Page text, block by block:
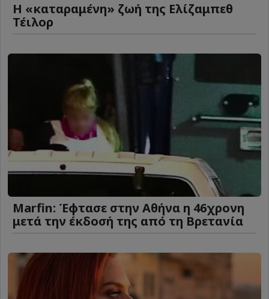
Η «καταραμένη»​​​​​​​ ζωή της Ελίζαμπεθ
Τέιλορ
Marfin: Έφτασε στην Αθήνα η 46χρονη
μετά την έκδοσή της από τη Βρετανία